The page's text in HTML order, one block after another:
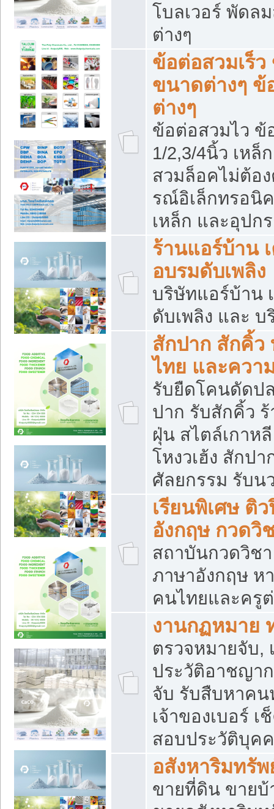
โบลเวอร์ พัดล
ต่างๆ
ข้อต่อสวมเร็
ขนาดต่างๆ ข้
ต่างๆ
ข้อต่อสวมไว ข้
1/2,3/4นิ้ว เหล็
สวมล็อคไม่ต้อ
รณ์อิเล็กทรอนิ
เหล็ก และอุปก
ร้านแอร์บ้าน
อบรมดับเพลิง
บริษัทแอร์บ้าน
ดับเพลิง และ
สักปาก สักคิ้
ไทย และควา
รับยืดโคนดัดป
ปาก รับสักคิ้ว
ฝุ่น สไตล์เกาห
โหงวเฮ้ง สักป
ศัลยกรรม รับน
เรียนพิเศษ ติ
อังกฤษ กวดวิ
สถาบันกวดวิช
ภาษาอังกฤษ ห
คนไทยและครู
งานกฏหมาย
ตรวจหมายจับ,
ประวัติอาชญา
จับ รับสืบหาคน
เจ้าของเบอร์
สอบประวัติบุค
อสังหาริมทรัพ
ขายที่ดิน ขายบ้